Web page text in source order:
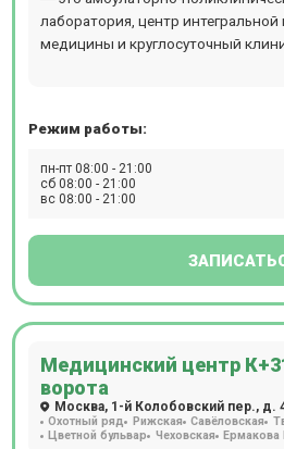
лаборатория, центр
медицины и круглосуточный
центре осуществляется полный
47 медицинским направлениям.
бесплатная парковка для
Режим работы:
пн-пт 08:00 - 21:00
сб 08:00 - 21:00
вс 08:00 - 21:00
Медицинский центр
ворота
Москва, 1-й Колобовский пер., д.
Охотный ряд Рижская Савёловская
Цветной бульвар Чеховская